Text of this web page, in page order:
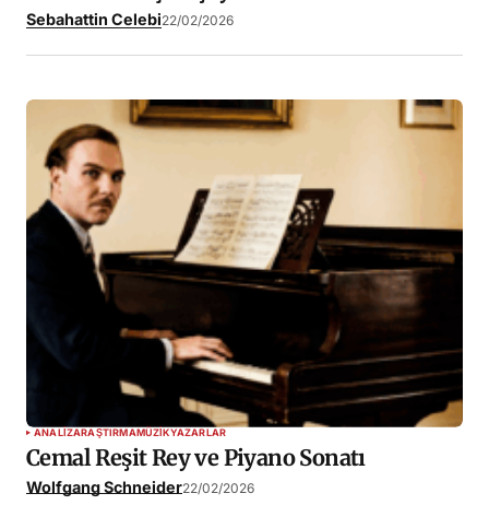
Sebahattin Celebi22/02/2026
ANALIZARAŞTIRMAMÜZIKYAZARLAR
Cemal Reşit Rey ve Piyano Sonatı
Wolfgang Schneider22/02/2026